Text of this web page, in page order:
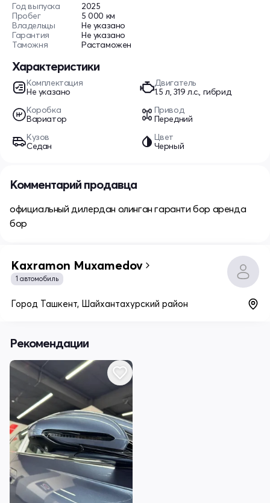
Год выпуска
2025
Пробег
5 000 км
Владельцы
Не указано
Гарантия
Не указано
Таможня
Растаможен
Характеристики
Комплектация
Не указано
Двигатель
1.5 л, 319 л.с., гибрид
Коробка
Вариатор
Привод
Передний
Кузов
Седан
Цвет
Черный
Комментарий продавца
официальный дилердан олинган гаранти бор аренда
бор
Kaxramon Muxamedov
1 автомобиль
Город Ташкент, Шайхантахурский район
Рекомендации